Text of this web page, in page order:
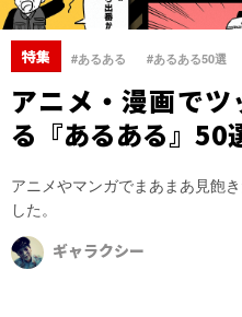
特集 #あるある #あるある50選
アニメ・漫画で
る『あるある』50
アニメやマンガでまあまあ見飽
した。
ギャラクシー